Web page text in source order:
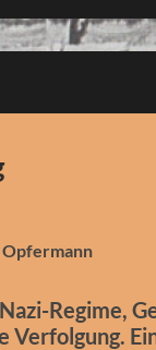
Regime,
Verfolgung.